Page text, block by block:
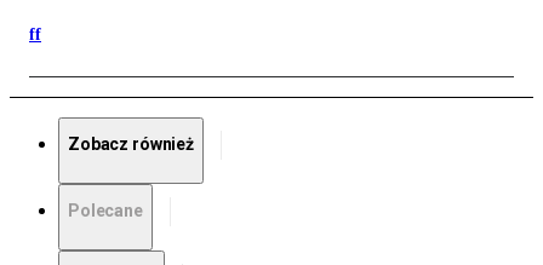
ff
Zobacz również
Polecane